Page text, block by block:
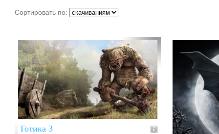
Сортировать по:
Готика 3